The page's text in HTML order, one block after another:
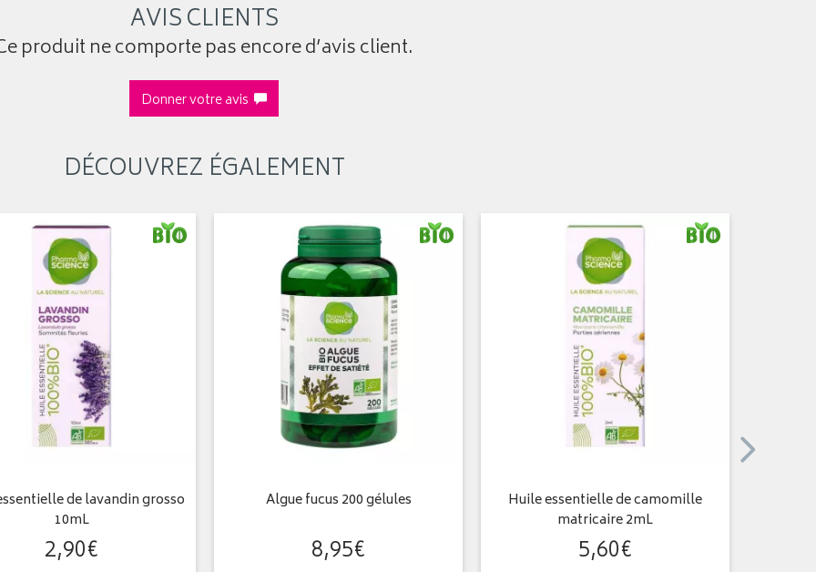
AVIS CLIENTS
produit ne comporte pas encore d’avis client.
Donner votre avis
DÉCOUVREZ ÉGALEMENT
de lavandin grosso
10mL
2,90€
Algue fucus 200 gélules
8,95€
Huile essentielle de camomille
matricaire 2mL
5,60€